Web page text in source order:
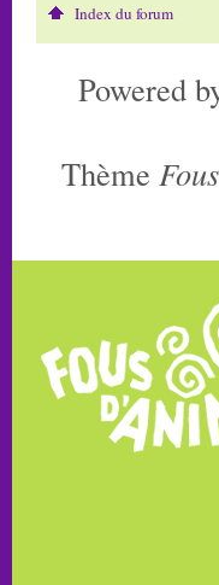
Index du forum
Powered
Thème